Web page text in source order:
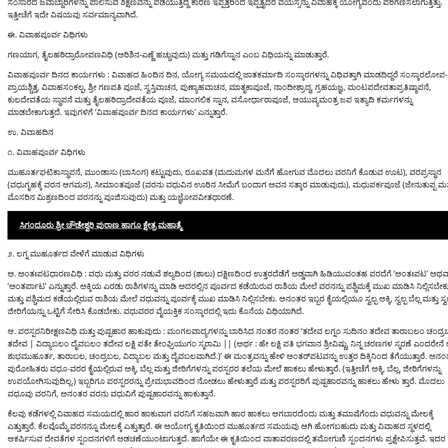
ಇತ್ತೀಚೆಗೆ ಇದೇ ವಿಷಯವು ಸರ್ವಮಾನ್ಯವಾಗಿದೆ.
ಈ. ವಿವಾಹಪೂರ್ವ ವಿಧಿಗಳು
ಗಣಯಾಗ, ತೈಲಹರಿದ್ರಾರೋಪಣವಿಧಿ (ಅರಿಶಿನ-ಎಣ್ಣೆ ಹಚ್ಚುವುದು) ಮತ್ತು ಗಡಿಗೆಸ್ನಾನ ಎಂಬ ವಿಧಿಯನ್ನು ಮಾಡುತ್ತಾರೆ.
ವಿವಾಹಪೂರ್ವ ದಿನದ ಕಾರ್ಯಗಳು : ವಿವಾಹದ ಹಿಂದಿನ ದಿನ, ಯೋಗ್ಯ ಸಮಯದಲ್ಲಿ ಜಾತಕರ್ಮಾದಿ ಸಂಸ್ಕಾರಗಳನ್ನು ವಿಧಿವತ್ತಾಗಿ ಮಾಡದಿದ್ದರೆ ಸಂಸ್ಕಾರಲೋಪ-
ಪ್ರಾಯಶ್ಚಿತ್ತ, ವಿವಾಹಸಂಕಲ್ಪ, ಶ್ರೀ ಗಣಪತಿ ಪೂಜೆ, ಸ್ವಸ್ತಿವಾಚನ, ಪುಣ್ಯಾಹವಾಚನ, ಮಾತೃಕಾಪೂಜೆ, ನಾಂದೀಶ್ರಾದ್ಧ, ಗ್ರಹಯಜ್ಞ, ಮಂಟಪದೇವತಾಪ್ರತಿಷ್ಠಾಪನೆ,
ಕುಲದೇವತೆಯ ಸ್ಥಾಪನೆ ಮತ್ತು ತೈಲಹರಿದ್ರಾದೇವತೆಯ ಪೂಜೆ, ಮಾಂಗಲಿಕ ಸ್ನಾನ, ವಸೋರ್ಧಾರಾಪೂಜೆ, ಆಯುಷ್ಯಮಂತ್ರ ಜಪ ಇತ್ಯಾದಿ ಕರ್ಮಗಳನ್ನು
ಮಾಡಬೇಕಾಗುತ್ತದೆ. ಇವುಗಳಿಗೆ ‘ವಿವಾಹಪೂರ್ವ ದಿನದ ಕಾರ್ಯಗಳು’ ಎನ್ನುತ್ತಾರೆ.
ಉ. ವಿವಾಹದಿನ
೧. ವಿವಾಹಪೂರ್ವ ವಿಧಿಗಳು
ಮುಹೂರ್ತಘಟಿಕಾಸ್ಥಾಪನೆ, ಮುಂಡಾಸು (ಬಾಸಿಂಗ) ಕಟ್ಟುವುದು, ರೂಖವತ (ಮದುಮಗಳ ಮನೆಗೆ ಹೋಗುವ ಮೊದಲು ವರನಿಗೆ ಕೊಡುವ ಊಟ), ವರಪ್ರಸ್ಥಾನ
(ವಧುಗೃಹಕ್ಕೆ ವರನ ಆಗಮನ), ಸೀಮಾಂತಪೂಜೆ (ವರನು ವಧುವಿನ ಊರಿನ ಸೀಮೆಗೆ ಬಂದಾಗ ಅವನ ಸತ್ಕಾರ ಮಾಡುವುದು), ಮಧುಪರ್ಕಪೂಜೆ (ಜೇನುತುಪ್ಪ
ಮೊಸರಿನ ಮಿಶ್ರಣದಿಂದ ವರನನ್ನು ಪೂಜಿಸುವುದು) ಮತ್ತು ಯಜ್ಞೋಪವೀತಧಾರಣೆ.
ಸಿಗಂದೂರು ಶ್ರೀ ಚೌಡೇಶ್ವರಿ ಪುರಾಣ ಹಾಗೂ ಕ್ಷೇತ್ರ ಮಹಾತ್ಮೆ
೨. ಲಗ್ನ ಮುಹೂರ್ತದ ವೇಳೆಗೆ ಮಾಡುವ ವಿಧಿಗಳು
ಅ. ಅಂತಃಪಟಧಾರಣವಿಧಿ : ವಧು ಮತ್ತು ವರರ ನಡುವೆ ಶಲ್ಯದಿಂದ (ಶಾಲು) ದಕ್ಷಿಣದಿಂದ ಉತ್ತರದೆಡೆಗೆ ಅಡ್ಡವಾಗಿ ಹಿಡಿಯುವಂತಹ ಪರದೆಗೆ ‘ಅಂತಃಪಟ’
‘ಅಂತರ್ಪಾಟ’ ಎನ್ನುತ್ತಾರೆ. ಅಕ್ಕಿಯ ಎರಡು ರಾಶಿಗಳನ್ನು ಮಾಡಿ ಅದರಲ್ಲಿನ ಪೂರ್ವದ ಕಡೆಯಿರುವ ರಾಶಿಯ ಮೇಲೆ ವರನನ್ನು ಪಶ್ಚಿಮಕ್ಕೆ ಮುಖ ಮಾಡಿಸಿ
ಮತ್ತು ಪಶ್ಚಿಮದ ಕಡೆಯಲ್ಲಿರುವ ರಾಶಿಯ ಮೇಲೆ ವಧುವನ್ನು ಪೂರ್ವಕ್ಕೆ ಮುಖ ಮಾಡಿಸಿ ನಿಲ್ಲಿಸಬೇಕು. ಅನಂತರ ಇಬ್ಬರ ಕೈಯಲ್ಲಿಯೂ ಸ್ವಲ್ಪ ಅಕ್ಕಿ, ಸ್ವಲ್ಪ ಬೆಲ್ಲ ಮತ್ತು
ಜೀರಿಗೆಯನ್ನು ಒಟ್ಟಿಗೆ ಸೇರಿಸಿ ಕೊಡಬೇಕು. ವಧುವರರ ವೈಯಕ್ತಿಕ ಸಂಸ್ಕಾರದಲ್ಲಿ ಇದು ಕೊನೆಯ ವಿಧಿಯಾಗಿದೆ.
ಆ. ಪರಸ್ಪರನಿರೀಕ್ಷಣವಿಧಿ ಮತ್ತು ಪುಷ್ಪಹಾರ ಹಾಕುವುದು : ಮಂಗಲವಾದ್ಯಗಳನ್ನು ಬಾರಿಸಿದ ನಂತರ ನಂತರ ‘ತದೇವ ಲಗ್ನಂ ಸುದಿನಂ ತದೇವ ತಾರಾಬಲಂ
ತದೇವ | ವಿದ್ಯಾಬಲಂ ದೈವಬಲಂ ತದೇವ ಲಕ್ಷಿ ಪತೇ ತೇಂಘ್ರಿಯುಗಂ ಸ್ಮರಾಮಿ || (ಅರ್ಥ : ಹೇ ಲಕ್ಷಿ ಪತಿ ಭಗವಾನ ಶ್ರೀವಿಷ್ಣು, ನಿನ್ನ ಚರಣಗಳ ಸ್ಮರಣೆ ಎಂದರೇನೆ
ಶುಭಮುಹೂರ್ತ, ತಾರಾಬಲ, ಚಂದ್ರಬಲ, ವಿದ್ಯಾಬಲ ಮತ್ತು ದೈವಬಲವಾಗಿದೆ.)’ ಈ ಮಂತ್ರವನ್ನು ಹೇಳಿ ಅಂತರ್‌ಪಟವನ್ನು ಉತ್ತರ ದಿಕ್ಕಿನಿಂದ ತೆಗೆಯುತ್ತಾರೆ.
ಪುರೋಹಿತರು ವಧೂ-ವರರ ಕೈಯಲ್ಲಿರುವ ಅಕ್ಕಿ, ಬೆಲ್ಲ ಮತ್ತು ಜೀರಿಗೆಗಳನ್ನು ಪರಸ್ಪರರ ತಲೆಯ ಮೇಲೆ ಹಾಕಲು ಹೇಳುತ್ತಾರೆ. (ಇತ್ತೀಚೆಗೆ ಅಕ್ಕಿ, ಬೆಲ್ಲ, ಜೀರಿಗೆಗಳನ್ನು
ಉಪಯೋಗಿಸುವುದಿಲ್ಲ.) ಇಬ್ಬರಿಗೂ ಪರಸ್ಪರರನ್ನು ಪ್ರೇಮಭಾವದಿಂದ ನೋಡಲು ಹೇಳುತ್ತಾರೆ ಮತ್ತು ಪರಸ್ಪರರಿಗೆ ಪುಷ್ಪಹಾರವನ್ನು ಹಾಕಲು ಹೇಳು ತ್ತಾರೆ. ಮೊದಲು
ವಧೂವು ವರನಿಗೆ, ಅನಂತರ ವರನು ವಧುವಿಗೆ ಪುಷ್ಪಹಾರವನ್ನು ಹಾಕುತ್ತಾನೆ.
ಕೆಲವು ಕಡೆಗಳಲ್ಲಿ ವಿವಾಹದ ಸಮಯದಲ್ಲಿ ಹಾರ ಹಾಕುವಾಗ ವರನಿಗೆ ಸಹಜವಾಗಿ ಹಾರ ಹಾಕಲು ಆಗಬಾರದೆಂದು ಮತ್ತು ತಮಾಷೆಗೆಂದು ವಧುವನ್ನು ಮೇಲಕ್ಕೆ
ಎತ್ತುತ್ತಾರೆ. ಕೆಲವೊಮ್ಮೆ ವರನನ್ನೂ ಮೇಲಕ್ಕೆ ಎತ್ತುತ್ತಾರೆ. ಈ ಅಯೋಗ್ಯ ಕೃತಿಯಿಂದ ಮುಹೂರ್ತದ ಸಮಯವು ಆಗಿ ಹೋಗಬಹುದು ಮತ್ತು ವಿವಾಹದ ಸ್ಥಳದಲ್ಲಿ
ಆಕರ್ಷಿಸುವ ದೇವತೆಗಳ ಸ್ಪಂದನಗಳಿಗೆ ಅಡಚಣೆಯುಂಟಾಗುತ್ತದೆ. ಹಾಗೆಯೇ ಈ ಕೃತಿಯಿಂದ ವಾತಾವರಣದಲ್ಲಿ ತಮೋಗುಣಿ ಸ್ಪಂದನಗಳು ಪ್ರಕ್ಷೇಪಿಸುತ್ತವೆ. ಇದರ